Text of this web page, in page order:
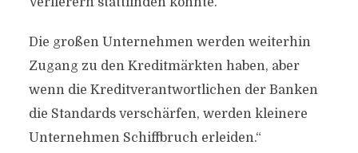
Die großen Unternehmen werden weiterhin
Zugang zu den Kreditmärkten haben, aber
wenn die Kreditverantwortlichen der Banken
die Standards verschärfen, werden kleinere
Unternehmen Schiffbruch erleiden.“